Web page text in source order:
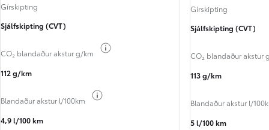
Gírskipting
Sjálfskipting (CVT)
CO₂ blandaður akstur g/km
112 g/km
Blandaður akstur l/100km
4,9 l/100 km
Gírskipting
Sjálfskipting (CVT)
CO₂ blandaður akstur
113 g/km
Blandaður akstur l/
5 l/100 km